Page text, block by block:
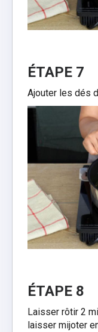
ÉTAPE 7
Ajouter les dés
ÉTAPE 8
Laisser rôtir 2
laisser mijoter